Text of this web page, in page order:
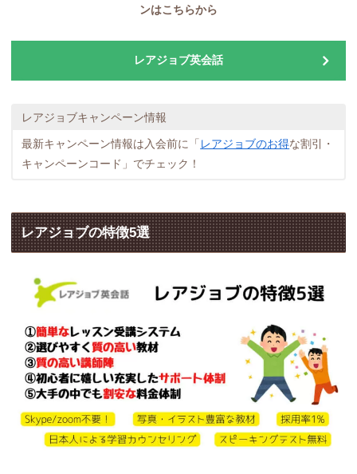
ンはこちらから
レアジョブ英会話
レアジョブキャンペーン情報
最新キャンペーン情報は入会前に「 レアジョブのお得な割引・
キャンペーンコード」でチェック！
レアジョブの特徴5選